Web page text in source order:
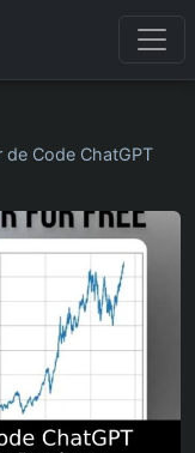
de Code ChatGPT